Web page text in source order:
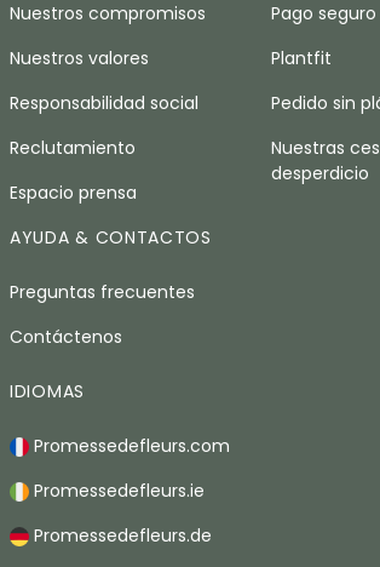
Nuestros compromisos
Nuestros valores
Responsabilidad social
Reclutamiento
Espacio prensa
Pago seguro
Plantfit
Pedido sin
Nuestras
desperdicio
AYUDA & CONTACTOS
Preguntas frecuentes
Contáctenos
IDIOMAS
Promessedefleurs.com
Promessedefleurs.ie
Promessedefleurs.de